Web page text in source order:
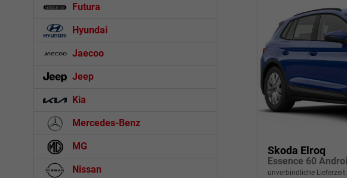
Skoda Elroq
unverbindliche Lieferzeit:
Futura
Hyundai
Jaecoo
Jeep
Kia
Mercedes-Benz
MG
Nissan